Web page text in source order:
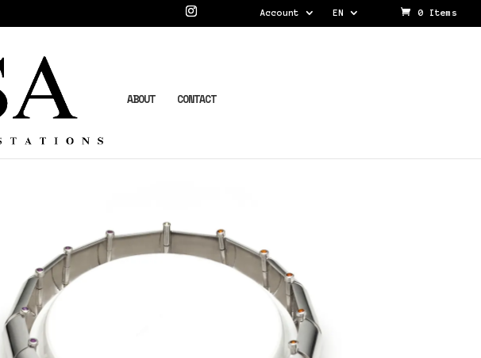
Account EN 0 Items
ABOUT CONTACT